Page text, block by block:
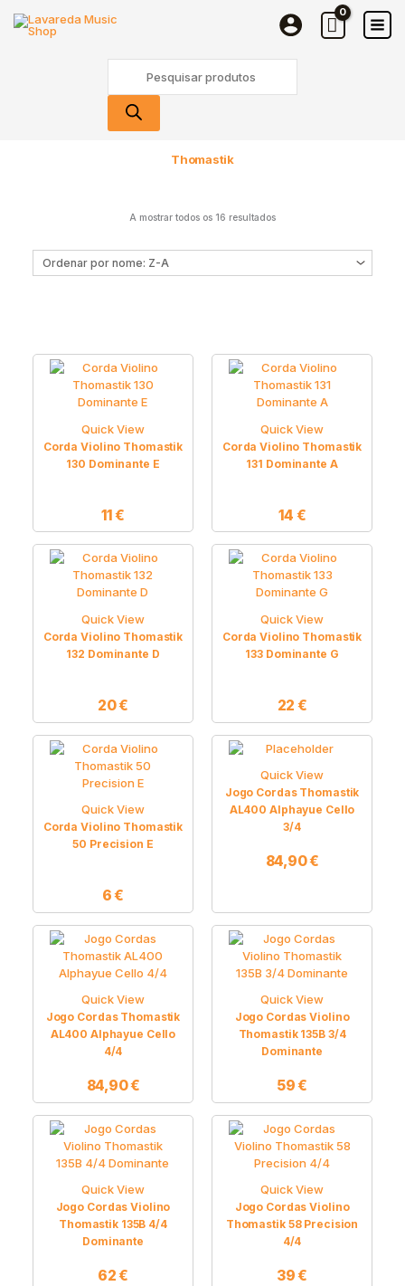
search
Thomastik
A mostrar todos os 16 resultados
Quick View
Corda Violino Thomastik
130 Dominante E
11€
Quick View
Corda Violino Thomastik
131 Dominante A
14 €
Quick View
Corda Violino Thomastik
132 Dominante D
20€
Quick View
Corda Violino Thomastik
133 Dominante G
22 €
Quick View
Corda Violino Thomastik
50 Precision E
6€
Quick View
Jogo Cordas Thomastik
AL400 Alphayue Cello
3/4
84,90€
Quick View
Jogo Cordas Thomastik
AL400 Alphayue Cello
4/4
84,90€
Quick View
Jogo Cordas Violino
Thomastik 135B 3/4
Dominante
59€
Quick View
Jogo Cordas Violino
Thomastik 135B 4/4
Dominante
62€
Quick View
Jogo Cordas Violino
Thomastik 58 Precision
4/4
39€